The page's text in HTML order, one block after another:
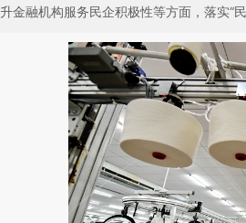
升金融机构服务民企积极性等方面，落实“